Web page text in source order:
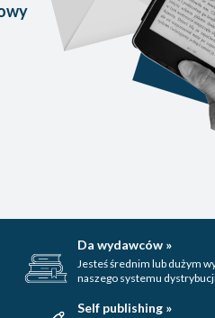
Da wydawców »
Jesteś średnim lub dużym
naszego systemu
Self publishing »